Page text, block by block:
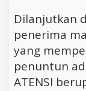
Dilanjutkan
penerima
yang
penuntun
ATENSI